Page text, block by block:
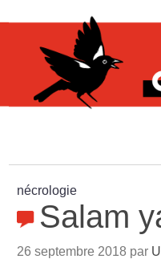
nécrologie
Salam
26 septembre 2018 par